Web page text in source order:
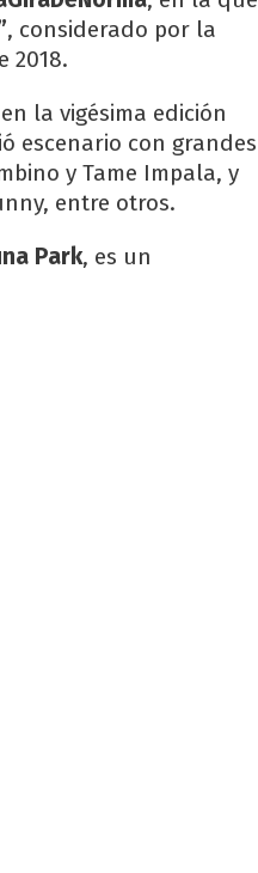
, considerado por la
2018.
la vigésima edición
escenario con grandes
y Tame Impala, y
entre otros.
Park, es un